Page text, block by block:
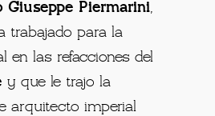
Giuseppe Piermarini,
trabajado para la
en las refacciones del
y que le trajo la
arquitecto imperial